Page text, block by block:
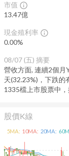
市值 info_outline
13.47億
現金殖利率 info_outline
0.00%
08/07 (五) 摘要
營收方面, 連續2個
天(32.23%)，下跌的
1335檔上市股票中，
股價K線
5MA: 10MA: 20MA: 60